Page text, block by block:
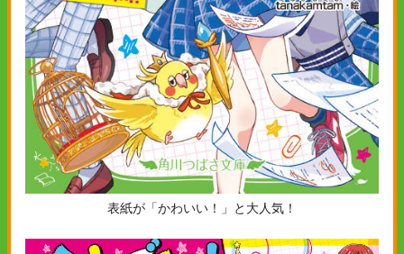
表紙が「かわいい！」と大人気！